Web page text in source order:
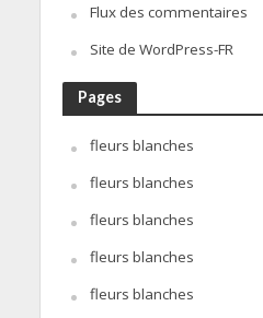
Flux des commentaires
Site de WordPress-FR
Pages
fleurs blanches
fleurs blanches
fleurs blanches
fleurs blanches
fleurs blanches